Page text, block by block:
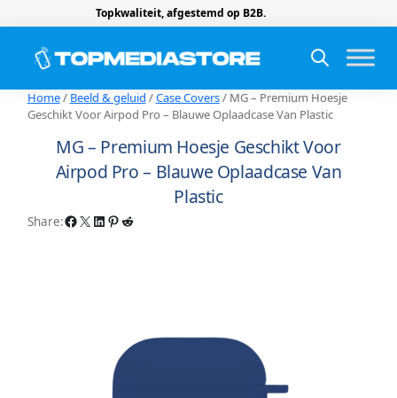
Topkwaliteit, afgestemd op B2B.
Home/ Beeld & geluid /Case Covers/ MG – Premium Hoesje
Geschikt Voor Airpod Pro – Blauwe Oplaadcase Van Plastic
MG – Premium Hoesje Geschikt Voor
Airpod Pro – Blauwe Oplaadcase Van
Plastic
Share:Facebook X LinkedIn Pinterest Reddit